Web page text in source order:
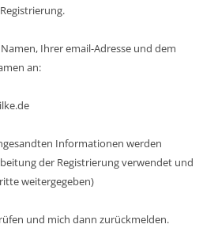
Ihrer email-Adresse und dem
an:
Informationen werden
der Registrierung verwendet und
weitergegeben)
und mich dann zurückmelden.